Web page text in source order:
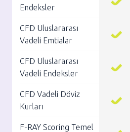
Endeksler
CFD Uluslararası
Vadeli Emtialar
CFD Uluslararası
Vadeli Endeksler
CFD Vadeli Döviz
Kurları
F-RAY Scoring Temel